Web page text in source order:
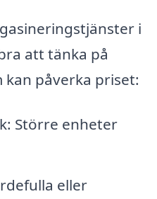
i
att tänka på
påverka priset:
Större enheter
eller